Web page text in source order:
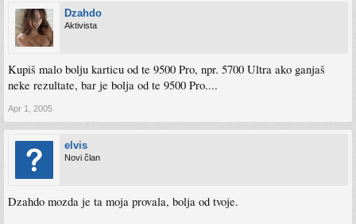
Dzahdo
Aktivista
Kupiš malo bolju karticu od te 9500 Pro, npr. 5700 Ultra ako ganjaš
neke rezultate, bar je bolja od te 9500 Pro....
Apr 1, 2005
elvis
Novi član
Dzahdo mozda je ta moja provala, bolja od tvoje.